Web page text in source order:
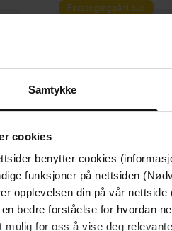
Samtykke
cookies
benytter cookies
funksjoner på nettsiden
opplevelsen din på vår nettside
bedre forståelse for hvordan
mulig for oss å vise deg
Første gang på tilbud
109,-